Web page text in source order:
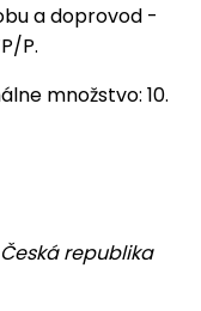
a doprovod -
P.
množstvo: 10.
Česká republika